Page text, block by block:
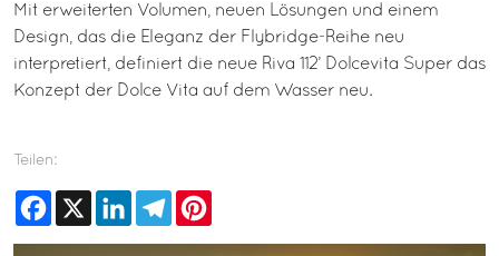
Mit erweiterten Volumen, neuen Lösungen und einem
Design, das die Eleganz der Flybridge-Reihe neu
interpretiert, definiert die neue Riva 112’ Dolcevita Super das
Konzept der Dolce Vita auf dem Wasser neu.
Teilen:
Facebook
X LinkedInTelegram